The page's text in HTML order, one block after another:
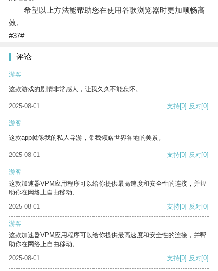
希望以上方法能帮助您在使用谷歌浏览器时更加顺畅高
效。
#37#
评论
游客
这款游戏的剧情非常感人，让我久久不能忘怀。
2025-08-01 支持[0] 反对[0]
游客
这款app就像我的私人导游，带我领略世界各地的美景。
2025-08-01 支持[0] 反对[0]
游客
这款加速器VPM应用程序可以给你提供最高速度和安全性的连接，并帮
助你在网络上自由移动。
2025-08-01
支持[0] 反对[0]
游客
这款加速器VPM应用程序可以给你提供最高速度和安全性的连接，并帮
助你在网络上自由移动。
2025-08-01
支持[0] 反对[0]